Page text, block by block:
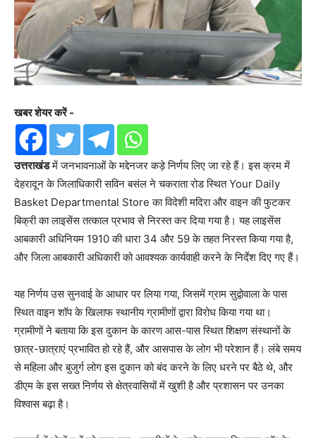
खबर शेयर करें -
उत्तराखंडमें जनभावनाओं के मद्देनजर कड़े निर्णय लिए जा रहे हैं। इस क्रम में
देहरादून के जिलाधिकारी सविन बसंल ने चकराता रोड स्थित Your Daily
Basket Departmental Store का विदेशी मदिरा और वाइन की फुटकर
बिक्री का लाइसेंस तत्काल प्रभाव से निरस्त कर दिया गया है। यह लाइसेंस
आबकारी अधिनियम 1910 की धारा 34 और 59 के तहत निरस्त किया गया है,
और जिला आबकारी अधिकारी को आवश्यक कार्यवाही करने के निर्देश दिए गए हैं।
यह निर्णय उस सुनवाई के आधार पर लिया गया, जिसमें ग्राम सुद्वोवाला के पास
स्थित वाइन शॉप के खिलाफ स्थानीय ग्रामीणों द्वारा विरोध किया गया था।
ग्रामीणों ने बताया कि इस दुकान के कारण आस-पास स्थित शिक्षण संस्थानों के
छात्र-छात्राएं प्रभावित हो रहे हैं, और आसपास के लोग भी परेशान हैं। लंबे समय
से महिला और बुजुर्ग लोग इस दुकान को बंद करने के लिए धरने पर बैठे थे, और
डीएम के इस सख्त निर्णय से क्षेत्रवासियों में खुशी है और प्रशासन पर उनका
विश्वास बढ़ा है।